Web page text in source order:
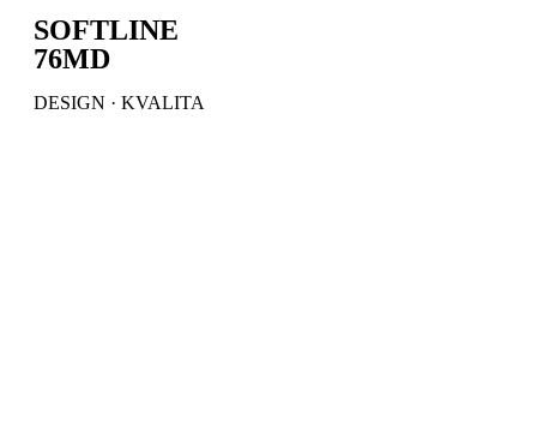
SOFTLINE
76MD
DESIGN · KVALITA